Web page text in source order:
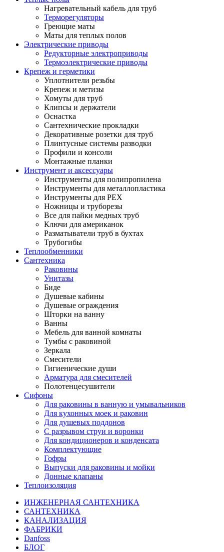
Нагревательный кабель для труб
Терморегуляторы
Греющие маты
Маты для теплых полов
Электрические приводы
Редукторные электроприводы
Термоэлектрические приводы
Крепеж и герметики
Уплотнители резьбы
Крепеж и метизы
Хомуты для труб
Клипсы и держатели
Оснастка
Сантехнические прокладки
Декоративные розетки для труб
Плинтусные системы разводки
Профили и консоли
Монтажные планки
Инструмент и аксессуары
Инструменты для полипропилена
Инструменты для металлопластика
Инструменты для PEX
Ножницы и труборезы
Все для пайки медных труб
Ключи для американок
Разматыватели труб в бухтах
Трубогибы
Теплообменники
Сантехника
Раковины
Унитазы
Биде
Душевые кабины
Душевые ограждения
Шторки на ванну
Ванны
Мебель для ванной комнаты
Тумбы с раковиной
Зеркала
Смесители
Гигиенические души
Арматура для смесителей
Полотенцесушители
Сифоны
Для раковины в ванную и умывальников
Для кухонных моек и раковин
Для душевых поддонов
С разрывом струи и воронки
Для кондиционеров и конденсата
Комплектующие
Гофры
Выпуски для раковины и мойки
Донные клапаны
Теплоизоляция
ИНЖЕНЕРНАЯ САНТЕХНИКА
САНТЕХНИКА
КАНАЛИЗАЦИЯ
ФАБРИКИ
Danfoss
БЛОГ